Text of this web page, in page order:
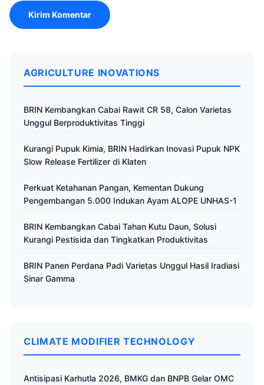
AGRICULTURE INOVATIONS
BRIN Kembangkan Cabai Rawit CR 58, Calon Varietas
Unggul Berproduktivitas Tinggi
Kurangi Pupuk Kimia, BRIN Hadirkan Inovasi Pupuk NPK
Slow Release Fertilizer di Klaten
Perkuat Ketahanan Pangan, Kementan Dukung
Pengembangan 5.000 Indukan Ayam ALOPE UNHAS-1
BRIN Kembangkan Cabai Tahan Kutu Daun, Solusi
Kurangi Pestisida dan Tingkatkan Produktivitas
BRIN Panen Perdana Padi Varietas Unggul Hasil Iradiasi
Sinar Gamma
CLIMATE MODIFIER TECHNOLOGY
Antisipasi Karhutla 2026, BMKG dan BNPB Gelar OMC